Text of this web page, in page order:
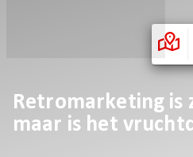
Retromarketing is
maar is het